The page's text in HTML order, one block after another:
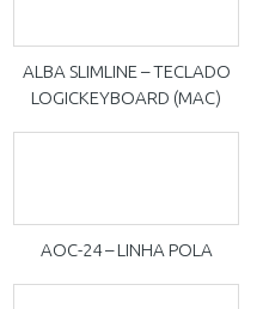
ALBA SLIMLINE – TECLADO
LOGICKEYBOARD (MAC)
AOC-24 – LINHA POLA